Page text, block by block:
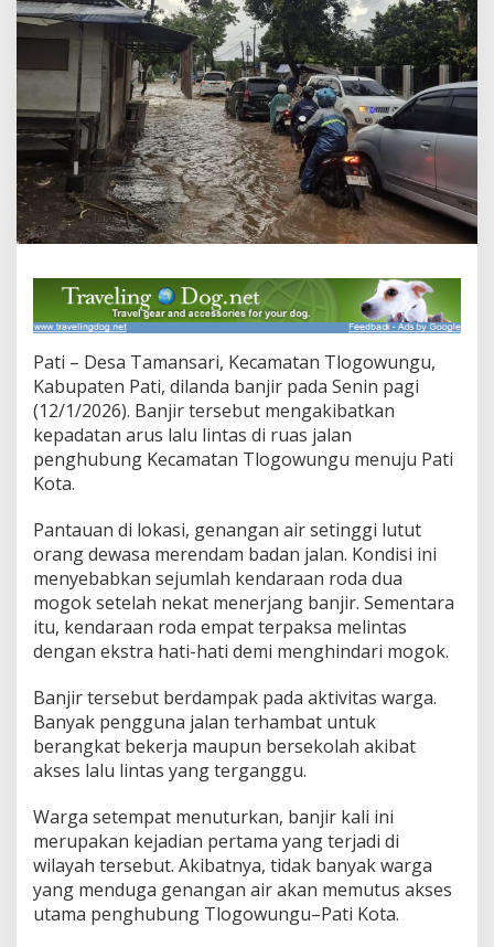
m
D
e
s
a
T
a
m
a
n
s
a
r
,
A
k
e
s
T
l
o
g
u
n
g
u
–
P
t
K
o
t
a
T
r
s
e
d
a
Pati – Desa Tamansari, Kecamatan Tlogowungu,
Kabupaten Pati, dilanda banjir pada Senin pagi
(12/1/2026). Banjir tersebut mengakibatkan
kepadatan arus lalu lintas di ruas jalan
penghubung Kecamatan Tlogowungu menuju Pati
Kota.
Pantauan di lokasi, genangan air setinggi lutut
orang dewasa merendam badan jalan. Kondisi ini
menyebabkan sejumlah kendaraan roda dua
mogok setelah nekat menerjang banjir. Sementara
itu, kendaraan roda empat terpaksa melintas
dengan ekstra hati-hati demi menghindari mogok.
Banjir tersebut berdampak pada aktivitas warga.
Banyak pengguna jalan terhambat untuk
berangkat bekerja maupun bersekolah akibat
akses lalu lintas yang terganggu.
Warga setempat menuturkan, banjir kali ini
merupakan kejadian pertama yang terjadi di
wilayah tersebut. Akibatnya, tidak banyak warga
yang menduga genangan air akan memutus akses
utama penghubung Tlogowungu–Pati Kota.